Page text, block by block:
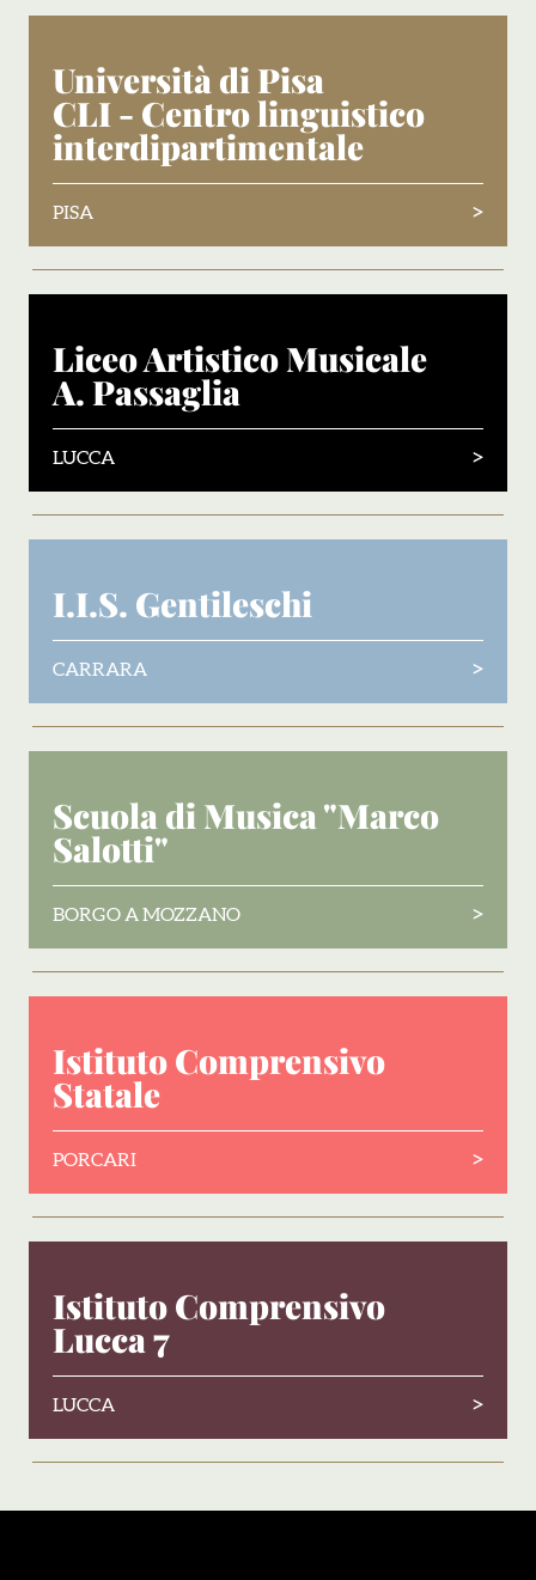
Università di Pisa
CLI - Centro linguistico
interdipartimentale
PISA >
Liceo Artistico Musicale
A. Passaglia
LUCCA >
I.I.S. Gentileschi
CARRARA >
Scuola di Musica "Marco
Salotti"
BORGO A MOZZANO >
Istituto Comprensivo
Statale
PORCARI >
Istituto Comprensivo
Lucca 7
LUCCA >